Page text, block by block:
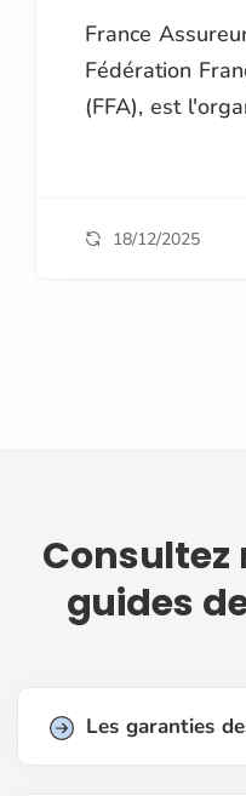
France
Fédération
(FFA), est
18/12/2025
guides
Les garanties